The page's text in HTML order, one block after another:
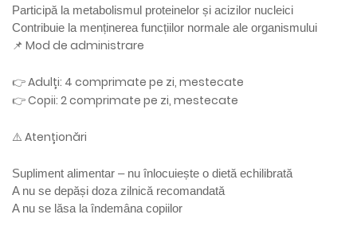
Participă la metabolismul proteinelor și acizilor nucleici
Contribuie la menținerea funcțiilor normale ale organismului
📌 Mod de administrare
👉 Adulți: 4 comprimate pe zi, mestecate
👉 Copii: 2 comprimate pe zi, mestecate
⚠️ Atenționări
Supliment alimentar – nu înlocuiește o dietă echilibrată
A nu se depăși doza zilnică recomandată
A nu se lăsa la îndemâna copiilor